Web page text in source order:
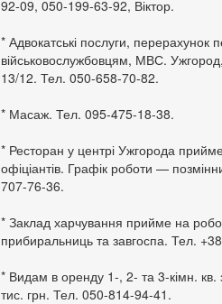
92-09, 050-199-63-92, Віктор.
* Адвокатські послуги, перерахунок
військовослужбовцям, МВС.
13/12. Тел. 050-658-70-82.
* Масаж. Тел. 095-475-18-38.
* Ресторан у центрі Ужгорода
офіціантів. Графік роботи —
707-76-36.
* Заклад харчування прийме на
прибиральниць та завгоспа. Тел.
* Видам в оренду 1-, 2- та 3-кімн. кв.
тис. грн. Тел. 050-814-94-41.